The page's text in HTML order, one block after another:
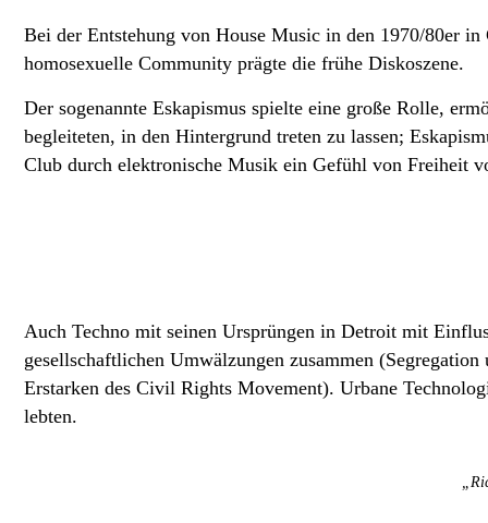
Bei der Entstehung von House Music in den 1970/80er
homosexuelle Community prägte die frühe Diskoszene.
Der sogenannte Eskapismus spielte eine große Rolle,
begleiteten, in den Hintergrund treten zu lassen;
Club durch elektronische Musik ein Gefühl von Freiheit
Auch Techno mit seinen Ursprüngen in Detroit mit
gesellschaftlichen Umwälzungen zusammen
Erstarken des Civil Rights Movement). Urbane
lebten.